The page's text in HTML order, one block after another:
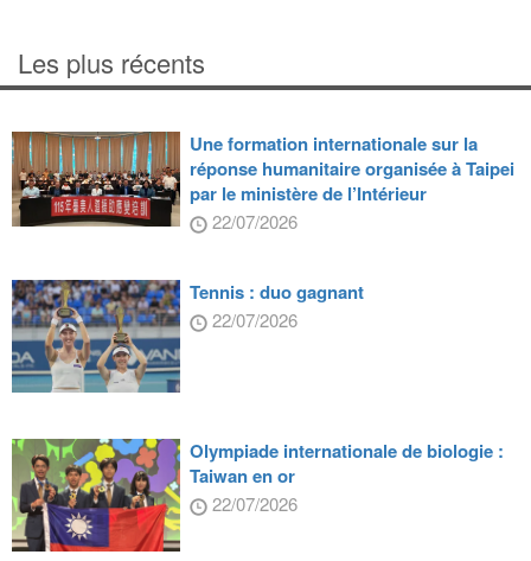
Les plus récents
Une formation internationale sur la
réponse humanitaire organisée à Taipei
par le ministère de l’Intérieur
22/07/2026
Tennis : duo gagnant
22/07/2026
Olympiade internationale de biologie :
Taiwan en or
22/07/2026